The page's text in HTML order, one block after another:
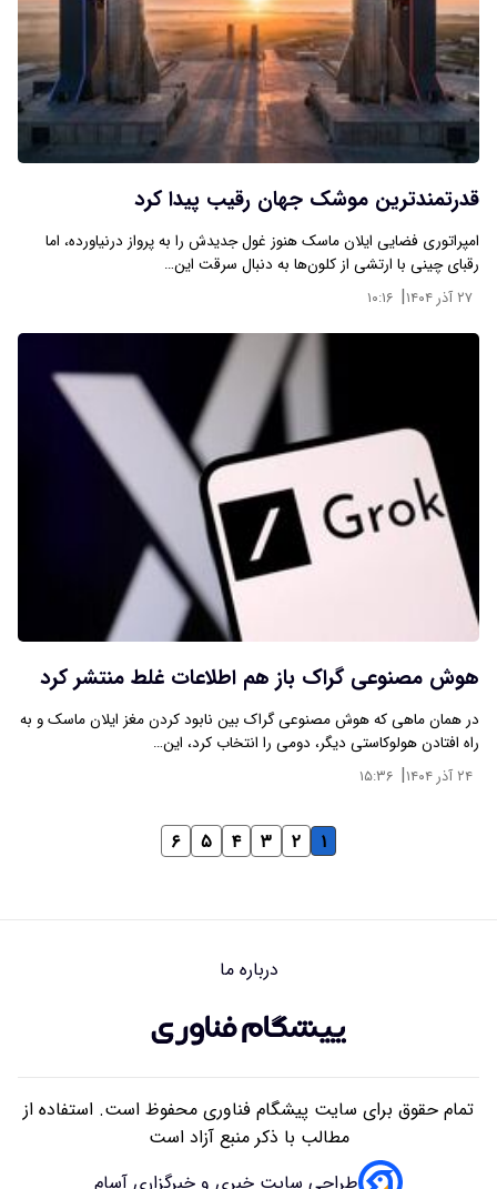
قدرتمندترین موشک جهان رقیب پیدا کرد
امپراتوری فضایی ایلان ماسک هنوز غول جدیدش را به پرواز درنیاورده، اما
رقبای چینی با ارتشی از کلون‌ها به دنبال سرقت این…
۲۷ آذر ۱۴۰۴ | ۱۰:۱۶
هوش مصنوعی گراک باز هم اطلاعات غلط منتشر کرد
در همان ماهی که هوش مصنوعی گراک بین نابود کردن مغز ایلان ماسک و به
راه افتادن هولوکاستی دیگر، دومی را انتخاب کرد، این…
۲۴ آذر ۱۴۰۴ | ۱۵:۳۶
۱ ۲ ۳ ۴ ۵ ۶
درباره ما
تمام حقوق برای سایت پیشگام فناوری محفوظ است. استفاده از
مطالب با ذکر منبع آزاد است
طراحی سایت خبری و خبرگزاری آسام